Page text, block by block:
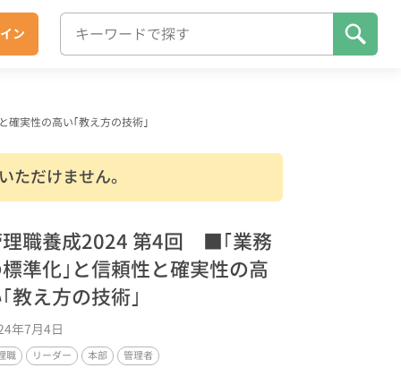
ン
実性の高い｢教え方の技術｣
ただけません。
理職養成2024 第4回 ■｢業務
準化｣と信頼性と確実性の高
教え方の技術｣
年7月4日
職 リーダー 本部 管理者